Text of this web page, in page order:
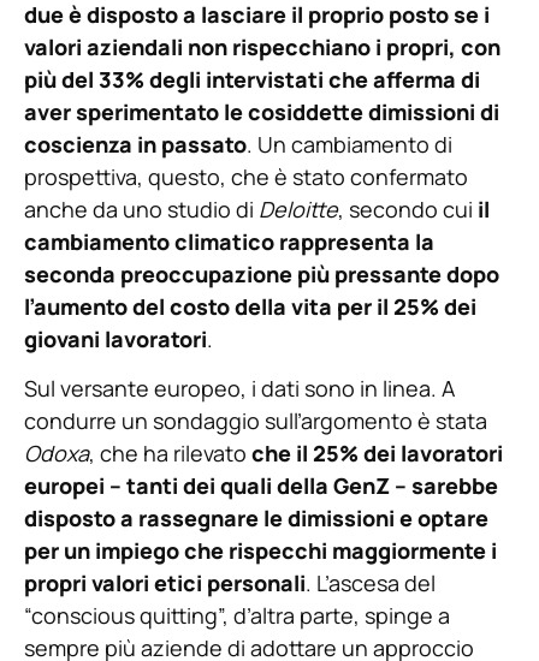
due è disposto a lasciare il proprio posto se i
valori aziendali non rispecchiano i propri, con
più del 33% degli intervistati che afferma di
aver sperimentato le cosiddette dimissioni di
coscienza in passato. Un cambiamento di
prospettiva, questo, che è stato confermato
anche da uno studio di Deloitte, secondo cui il
cambiamento climatico rappresenta la
seconda preoccupazione più pressante dopo
l’aumento del costo della vita per il 25% dei
giovani lavoratori.
Sul versante europeo, i dati sono in linea. A
condurre un sondaggio sull’argomento è stata
Odoxa, che ha rilevato che il 25% dei lavoratori
europei – tanti dei quali della GenZ – sarebbe
disposto a rassegnare le dimissioni e optare
per un impiego che rispecchi maggiormente i
propri valori etici personali. L’ascesa del
“conscious quitting”, d’altra parte, spinge a
sempre più aziende di adottare un approccio